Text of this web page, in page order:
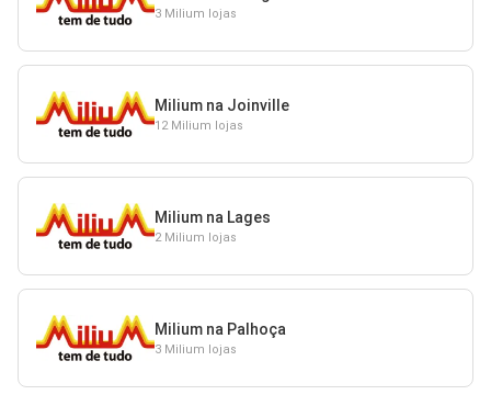
3 Milium lojas
Milium na Joinville
12 Milium lojas
Milium na Lages
2 Milium lojas
Milium na Palhoça
3 Milium lojas